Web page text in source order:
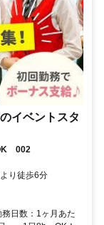
イベントスタ
002
り徒歩6分
日数：1ヶ月あた